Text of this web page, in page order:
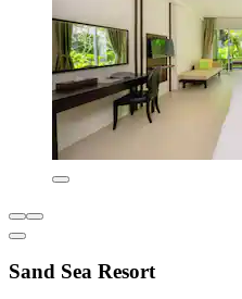
Sand Sea Resort